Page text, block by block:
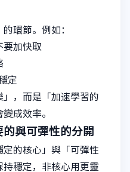
環節。例如：
要加快取
定
，而是「加速學習的
成效率。
與可彈性的分開
的核心」與「可彈性
穩定，非核心用更靈